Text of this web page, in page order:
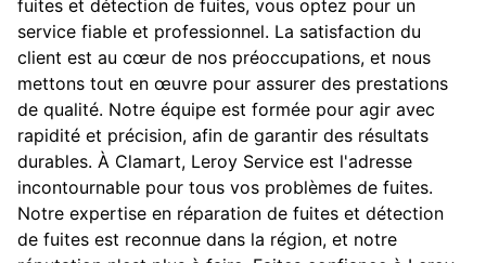
fuites et détection de fuites, vous optez pour un
service fiable et professionnel. La satisfaction du
client est au cœur de nos préoccupations, et nous
mettons tout en œuvre pour assurer des prestations
de qualité. Notre équipe est formée pour agir avec
rapidité et précision, afin de garantir des résultats
durables. À Clamart, Leroy Service est l'adresse
incontournable pour tous vos problèmes de fuites.
Notre expertise en réparation de fuites et détection
de fuites est reconnue dans la région, et notre